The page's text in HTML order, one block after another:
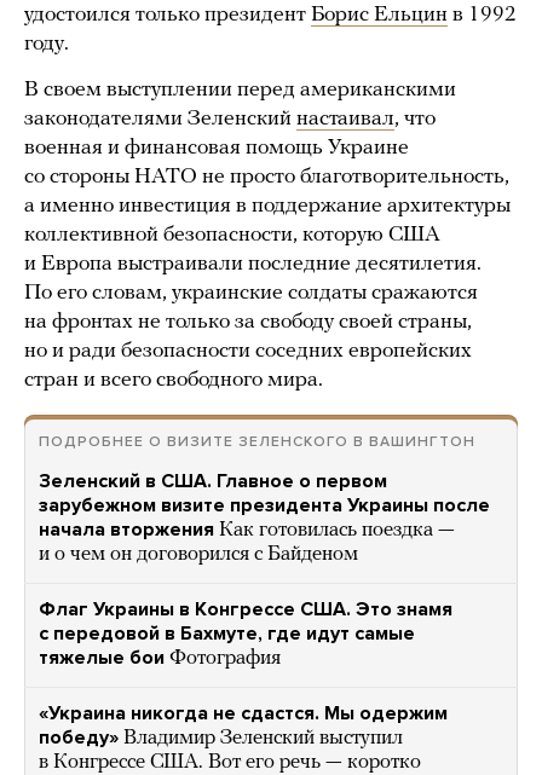
удостоился только президент Борис Ельцин в 1992
году.
В своем выступлении перед американскими
законодателями Зеленский настаивал, что
военная и финансовая помощь Украине
со стороны НАТО не просто благотворительность,
а именно инвестиция в поддержание архитектуры
коллективной безопасности, которую США
и Европа выстраивали последние десятилетия.
По его словам, украинские солдаты сражаются
на фронтах не только за свободу своей страны,
но и ради безопасности соседних европейских
стран и всего свободного мира.
ПОДРОБНЕЕ О ВИЗИТЕ ЗЕЛЕНСКОГО В ВАШИНГТОН
Зеленский в США. Главное о первом
зарубежном визите президента Украины после
начала вторжения Как готовилась поездка —
и о чем он договорился с Байденом
Флаг Украины в Конгрессе США. Это знамя
с передовой в Бахмуте, где идут самые
тяжелые бои Фотография
«Украина никогда не сдастся. Мы одержим
победу» Владимир Зеленский выступил
в Конгрессе США. Вот его речь — коротко